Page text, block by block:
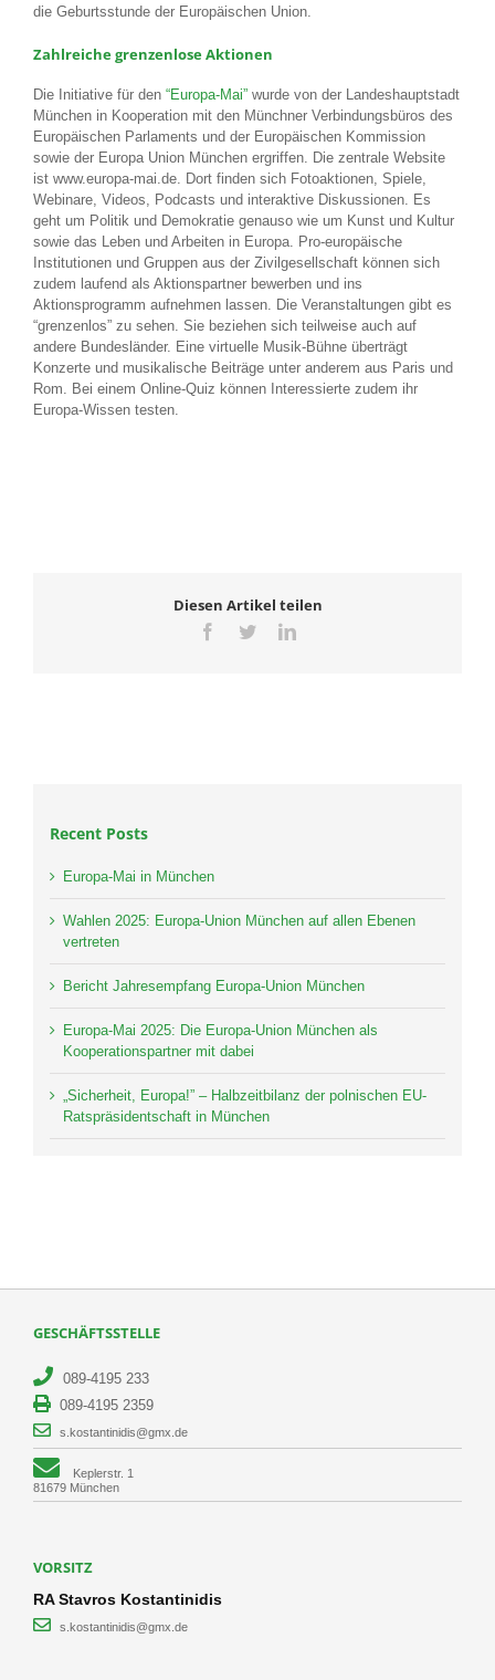
die Geburtsstunde der Europäischen Union.
Zahlreiche grenzenlose Aktionen
Die Initiative für den “Europa-Mai” wurde von der Landeshauptstadt
München in Kooperation mit den Münchner Verbindungsbüros des
Europäischen Parlaments und der Europäischen Kommission
sowie der Europa Union München ergriffen. Die zentrale Website
ist www.europa-mai.de. Dort finden sich Fotoaktionen, Spiele,
Webinare, Videos, Podcasts und interaktive Diskussionen. Es
geht um Politik und Demokratie genauso wie um Kunst und Kultur
sowie das Leben und Arbeiten in Europa. Pro-europäische
Institutionen und Gruppen aus der Zivilgesellschaft können sich
zudem laufend als Aktionspartner bewerben und ins
Aktionsprogramm aufnehmen lassen. Die Veranstaltungen gibt es
“grenzenlos” zu sehen. Sie beziehen sich teilweise auch auf
andere Bundesländer. Eine virtuelle Musik-Bühne überträgt
Konzerte und musikalische Beiträge unter anderem aus Paris und
Rom. Bei einem Online-Quiz können Interessierte zudem ihr
Europa-Wissen testen.
Diesen Artikel teilen
Facebook
TwitterLinkedIn
Recent Posts
Europa-Mai in München
Wahlen 2025: Europa-Union München auf allen Ebenen
vertreten
Bericht Jahresempfang Europa-Union München
Europa-Mai 2025: Die Europa-Union München als
Kooperationspartner mit dabei
„Sicherheit, Europa!” – Halbzeitbilanz der polnischen EU-
Ratspräsidentschaft in München
GESCHÄFTSSTELLE
089-4195 233
089-4195 2359
s.kostantinidis@gmx.de
Keplerstr. 1
81679 München
VORSITZ
RA Stavros Kostantinidis
s.kostantinidis@gmx.de